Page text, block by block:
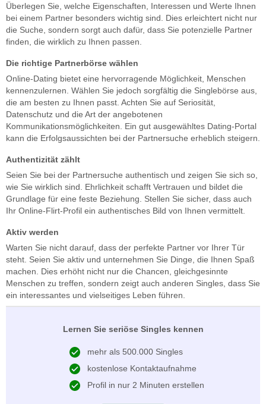
Überlegen Sie, welche Eigenschaften, Interessen und Werte Ihnen
bei einem Partner besonders wichtig sind. Dies erleichtert nicht nur
die Suche, sondern sorgt auch dafür, dass Sie potenzielle Partner
finden, die wirklich zu Ihnen passen.
Die richtige Partnerbörse wählen
Online-Dating bietet eine hervorragende Möglichkeit, Menschen
kennenzulernen. Wählen Sie jedoch sorgfältig die Singlebörse aus,
die am besten zu Ihnen passt. Achten Sie auf Seriosität,
Datenschutz und die Art der angebotenen
Kommunikationsmöglichkeiten. Ein gut ausgewähltes Dating-Portal
kann die Erfolgsaussichten bei der Partnersuche erheblich steigern.
Authentizität zählt
Seien Sie bei der Partnersuche authentisch und zeigen Sie sich so,
wie Sie wirklich sind. Ehrlichkeit schafft Vertrauen und bildet die
Grundlage für eine feste Beziehung. Stellen Sie sicher, dass auch
Ihr Online-Flirt-Profil ein authentisches Bild von Ihnen vermittelt.
Aktiv werden
Warten Sie nicht darauf, dass der perfekte Partner vor Ihrer Tür
steht. Seien Sie aktiv und unternehmen Sie Dinge, die Ihnen Spaß
machen. Dies erhöht nicht nur die Chancen, gleichgesinnte
Menschen zu treffen, sondern zeigt auch anderen Singles, dass Sie
ein interessantes und vielseitiges Leben führen.
Lernen Sie seriöse Singles kennen
mehr als 500.000 Singles
kostenlose Kontaktaufnahme
Profil in nur 2 Minuten erstellen